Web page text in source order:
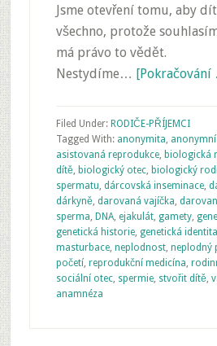
Jsme otevření tomu, aby
všechno, protože
má právo to vědět.
Nestydíme…
Filed Under: RODIČE-PŘÍJEMCI
Tagged With: anonymita,
asistovaná reprodukce, biologická
dítě, biologický otec, biologický
spermatu, dárcovská inseminace,
dárkyně, darovaná vajíčka,
sperma, DNA, ejakulát, gamety,
genetická historie, genetická identita
masturbace, neplodnost, neplodný
početí, reprodukční medicína,
sociální otec, spermie, stvořit dítě,
anamnéza